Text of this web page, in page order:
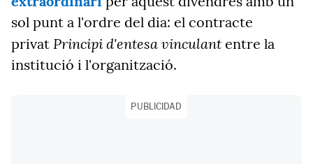
sol punt a l'ordre del dia: el contracte
privat Principi d'entesa vinculant entre la
institució i l'organització.
PUBLICIDAD